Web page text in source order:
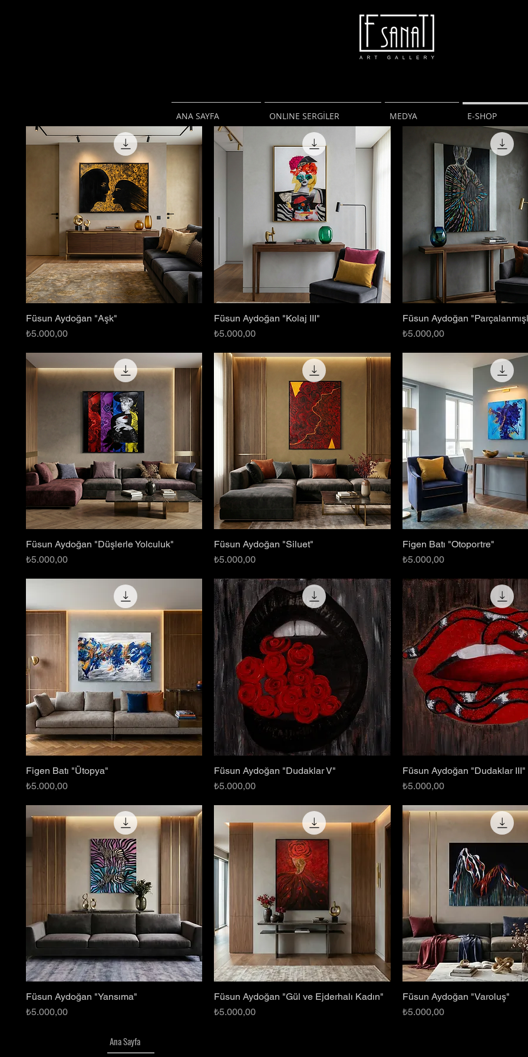
ANA SAYFA ONLINE SERGİLER MEDYA E-SHOP
Hızlı Bakış
Füsun Aydoğan "Aşk"
Fiyat
₺5.000,00
Hızlı Bakış
Füsun Aydoğan "Kolaj III"
Fiyat
₺5.000,00
Hızlı Bakış
Füsun Aydoğan
Fiyat
₺5.000,00
Hızlı Bakış
Füsun Aydoğan "Düşlerle Yolculuk"
Fiyat
₺5.000,00
Hızlı Bakış
Füsun Aydoğan "Siluet"
Fiyat
₺5.000,00
Hızlı Bakış
Figen Batı "Otoportre"
Fiyat
₺5.000,00
Hızlı Bakış
Figen Batı "Ütopya"
Fiyat
₺5.000,00
Hızlı Bakış
Füsun Aydoğan "Dudaklar V"
Fiyat
₺5.000,00
Hızlı Bakış
Füsun Aydoğan "Dudaklar III"
Fiyat
₺5.000,00
Hızlı Bakış
Füsun Aydoğan "Yansıma"
Fiyat
₺5.000,00
Hızlı Bakış
Füsun Aydoğan "Gül ve Ejderhalı Kadın"
Fiyat
₺5.000,00
Hızlı Bakış
Füsun Aydoğan "Varoluş"
Fiyat
₺5.000,00
Ana Sayfa